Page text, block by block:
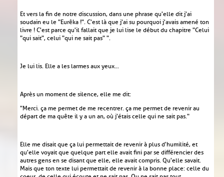
Et vers la fin de notre discussion, dans une phrase qu'elle dit j'ai
soudain eu le "Eurêka !". C'est là que j'ai su pourquoi j'avais amené ton
livre ! C'est parce qu'il fallait que je lui lise le début du chapitre "Celui
"qui sait", celui "qui ne sait pas" ".
Je lui lis. Elle a les larmes aux yeux...
Après un moment de silence, elle me dit :
"Merci. ça me permet de me recentrer. ça me permet de revenir au
départ de ma quête il y a un an, où j'étais celle qui ne sait pas."
Elle me disait que ça lui permettait de revenir à plus d'humilité, et
qu'elle voyait que quelque part elle avait fini par se différencier des
autres gens en se disant que elle, elle avait compris. Qu'elle savait.
Mais que ton texte lui permettait de revenir à la bonne place : celle du